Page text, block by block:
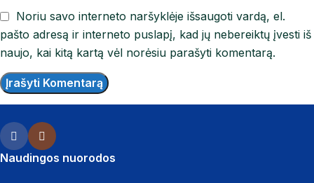
Noriu savo interneto naršyklėje išsaugoti vardą, el.
pašto adresą ir interneto puslapį, kad jų nebereiktų įvesti iš
naujo, kai kitą kartą vėl norėsiu parašyti komentarą.
Naudingos nuorodos